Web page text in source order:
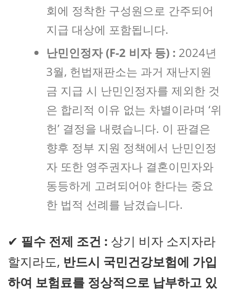
회에 정착한 구성원으로 간주되어
지급 대상에 포함됩니다.
난민인정자 (F-2 비자 등) : 2024년
3월, 헌법재판소는 과거 재난지원
금 지급 시 난민인정자를 제외한 것
은 합리적 이유 없는 차별이라며 ‘위
헌’ 결정을 내렸습니다. 이 판결은
향후 정부 지원 정책에서 난민인정
자 또한 영주권자나 결혼이민자와
동등하게 고려되어야 한다는 중요
한 법적 선례를 남겼습니다.
✔ 필수 전제 조건 : 상기 비자 소지자라
할지라도, 반드시 국민건강보험에 가입
하여 보험료를 정상적으로 납부하고 있